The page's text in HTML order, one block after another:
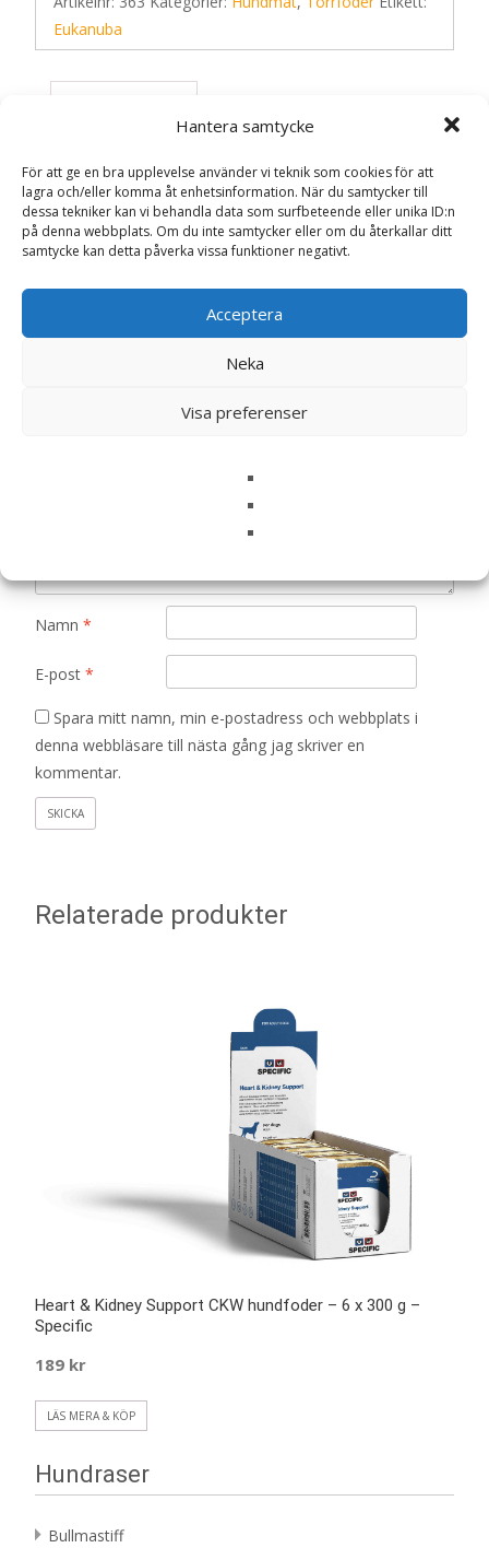
Hantera samtycke
För att ge en bra upplevelse använder vi teknik som cookies för att
lagra och/eller komma åt enhetsinformation. När du samtycker till
dessa tekniker kan vi behandla data som surfbeteende eller unika ID:n
på denna webbplats. Om du inte samtycker eller om du återkallar ditt
samtycke kan detta påverka vissa funktioner negativt.
Acceptera
Neka
Visa preferenser
Eukanuba
Recensioner
Det finns inga recensioner än.
Bli först med att recensera ”Dog Daily Care
Sensitive Joints – 12 kg – Eukanuba”
Din e-postadress kommer inte publiceras.
Namn *
E-post *
Spara mitt namn, min e-postadress och webbplats i
denna webbläsare till nästa gång jag skriver en
kommentar.
Relaterade produkter
Heart & Kidney Support CKW hundfoder – 6 x 300 g –
Specific
189 kr
LÄS MERA & KÖP
Hundraser
Bullmastiff